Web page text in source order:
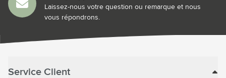
Laissez-nous votre question ou remarque et nous
vous répondrons.
Service Client